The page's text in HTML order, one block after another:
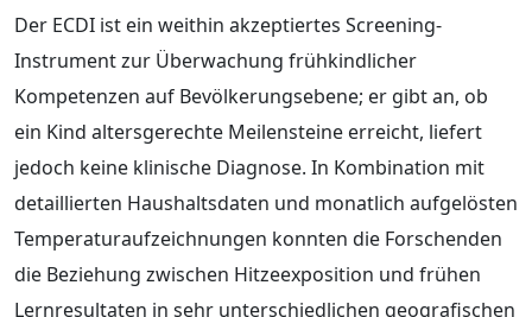
Der ECDI ist ein weithin akzeptiertes Screening-
Instrument zur Überwachung frühkindlicher
Kompetenzen auf Bevölkerungsebene; er gibt an, ob
ein Kind altersgerechte Meilensteine erreicht, liefert
jedoch keine klinische Diagnose. In Kombination mit
detaillierten Haushaltsdaten und monatlich aufgelösten
Temperaturaufzeichnungen konnten die Forschenden
die Beziehung zwischen Hitzeexposition und frühen
Lernresultaten in sehr unterschiedlichen geografischen